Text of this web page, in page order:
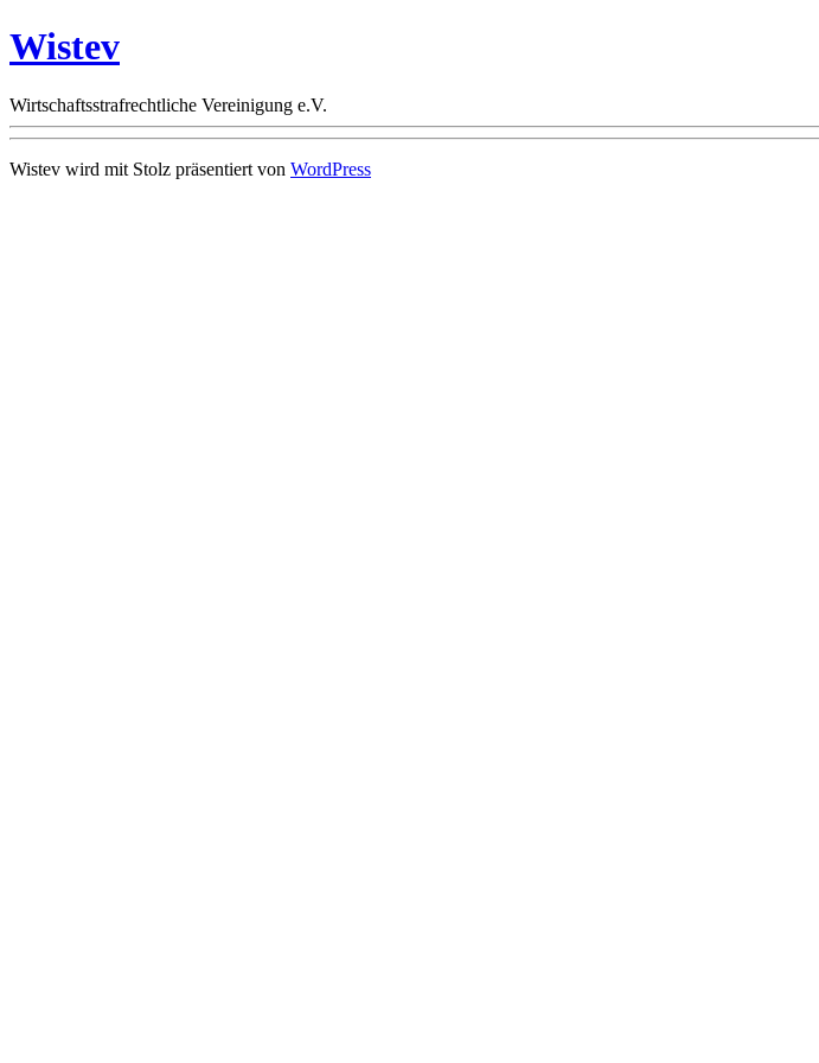
Wistev
Wirtschaftsstrafrechtliche Vereinigung e.V.
Wistev wird mit Stolz präsentiert von WordPress